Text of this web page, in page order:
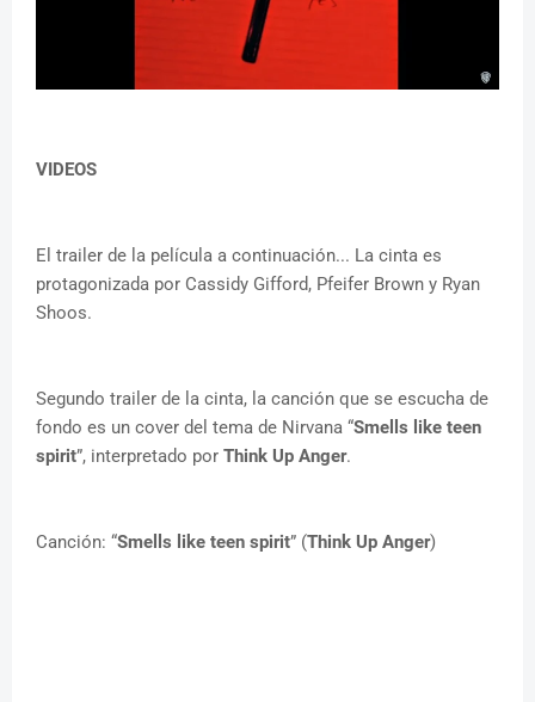
VIDEOS
El trailer de la película a continuación... La cinta es
protagonizada por Cassidy Gifford, Pfeifer Brown y Ryan
Shoos.
Segundo trailer de la cinta, la canción que se escucha de
fondo es un cover del tema de Nirvana “Smells like teen
spirit”, interpretado por Think Up Anger.
Canción: “Smells like teen spirit” (Think Up Anger)